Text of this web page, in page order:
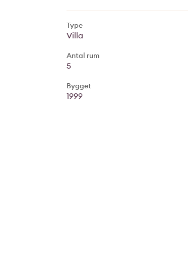
Type
Villa
Antal rum
5
Bygget
1999